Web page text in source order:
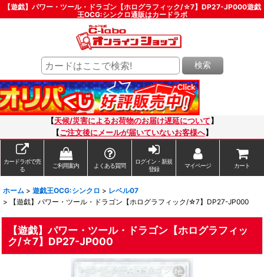
【遊戯】パワー・ツール・ドラゴン【ホログラフィック/☆7】DP27-JP000遊戯
王OCG:シンクロ通販はカードラボ
検索
【天候/災害によるお荷物のお届け遅延について 】
【ご注文後にメールが届いていないお客様へ】
カードラボで売
る
ご利用案内 よくある質問
ログイン・新規
登録
マイページ カート
ホーム > 遊戯王OCG:シンクロ > レベル07
>
【遊戯】パワー・ツール・ドラゴン【ホログラフィック/☆7】DP27-JP000
【遊戯】パワー・ツール・ドラゴン【ホログラフィッ
ク/☆7】DP27-JP000